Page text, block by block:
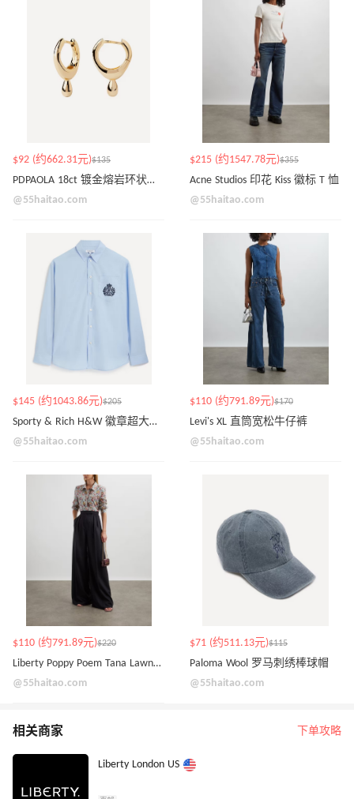
$92 (约662.31元)$135
PDPAOLA 18ct 镀金熔岩环状耳环
@55haitao.com
$215 (约1547.78元)$355
Acne Studios 印花 Kiss 徽标 T 恤
@55haitao.com
$145 (约1043.86元)$205
Sporty & Rich H&W 徽章超大衬衫
@55haitao.com
$110 (约791.89元)$170
Levi's XL 直筒宽松牛仔裤
@55haitao.com
$110 (约791.89元)$220
Liberty Poppy Poem Tana Lawn™ 棉质修身衬衫
@55haitao.com
$71 (约511.13元)$115
Paloma Wool 罗马刺绣棒球帽
@55haitao.com
相关商家 下单攻略
Liberty London US